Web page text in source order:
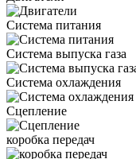
Система питания
Система выпуска газа
Система охлаждения
Сцепление
коробка передач